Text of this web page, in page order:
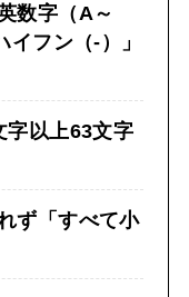
数字（A～
フン（-）」
字以上63文字
ず「すべて小